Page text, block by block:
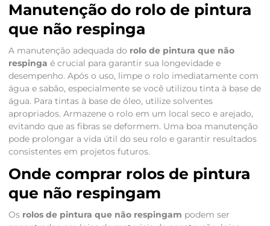
Manutenção do rolo de pintura
que não respinga
A manutenção adequada do rolo de pintura que não
respinga é crucial para garantir sua longevidade e
desempenho. Após o uso, limpe o rolo imediatamente com
água e sabão, especialmente se você utilizou tinta à base de
água. Para tintas à base de óleo, utilize solventes
apropriados. Armazene o rolo em um local seco e arejado,
evitando que as fibras se deformem. Uma boa manutenção
pode prolongar a vida útil do seu rolo e garantir resultados
consistentes em projetos futuros.
Onde comprar rolos de pintura
que não respingam
Os rolos de pintura que não respingam podem ser